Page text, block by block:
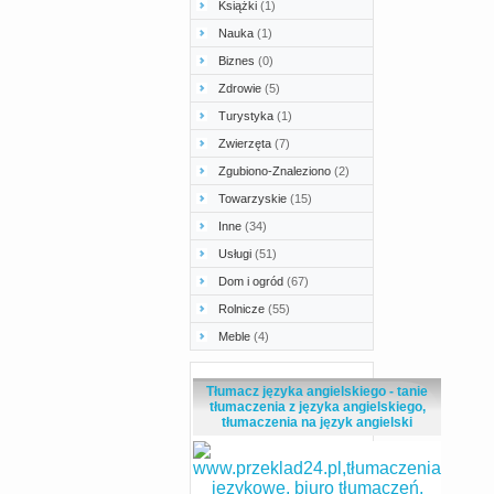
Książki (1)
Nauka (1)
Biznes (0)
Zdrowie (5)
Turystyka (1)
Zwierzęta (7)
Zgubiono-Znaleziono (2)
Towarzyskie (15)
Inne (34)
Usługi (51)
Dom i ogród (67)
Rolnicze (55)
Meble (4)
Tłumacz języka angielskiego - tanie
tłumaczenia z języka angielskiego,
tłumaczenia na język angielski